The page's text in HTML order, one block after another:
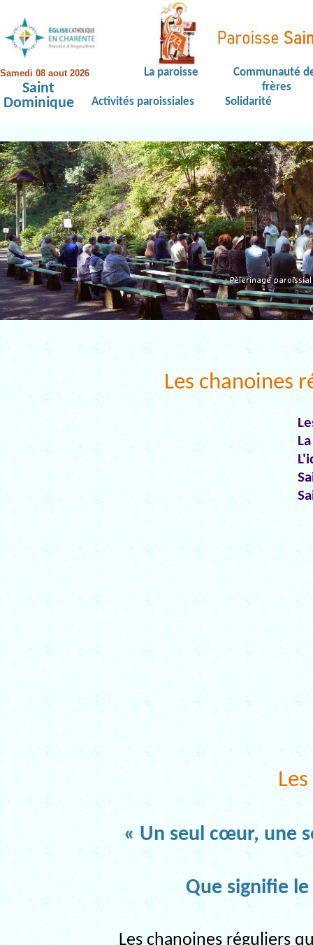
Samedi 08 aout 2026
Saint
Dominique
La paroisse
Communauté
frères
Activités paroissiales
Solidarité
Pèlerinage
Les chanoines
« Un seul cœur, une
Que signifie
Les chanoines réguliers